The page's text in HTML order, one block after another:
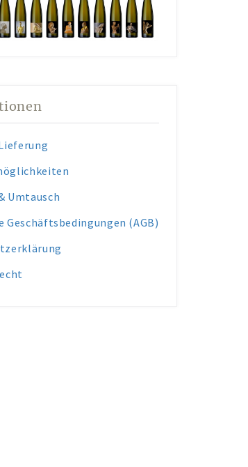
Umtausch
Geschäftsbedingungen (AGB)